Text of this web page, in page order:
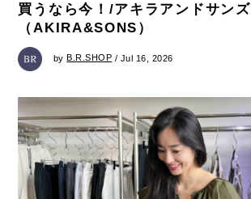
買うなら今！/アキラアンドサンズ
（AKIRA&SONS）
by B.R.SHOP / Jul 16, 2026